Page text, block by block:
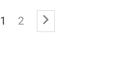
Sie lesen gerade die Seite
1 Seite
2